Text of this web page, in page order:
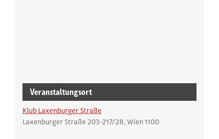
Veranstaltungsort
Klub Laxenburger Straße
Laxenburger Straße 203-217/28 Wien 1100